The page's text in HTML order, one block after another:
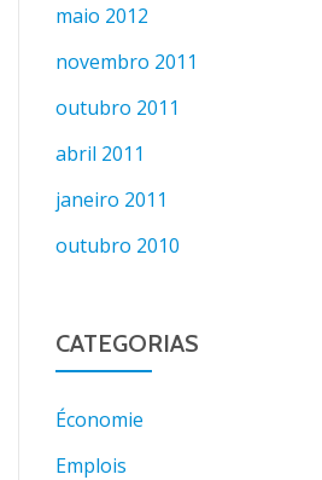
maio 2012
novembro 2011
outubro 2011
abril 2011
janeiro 2011
outubro 2010
CATEGORIAS
Économie
Emplois